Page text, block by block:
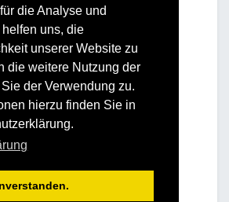
die Analyse und
uns, die
unserer Website zu
die weitere Nutzung der
der Verwendung zu.
hierzu finden Sie in